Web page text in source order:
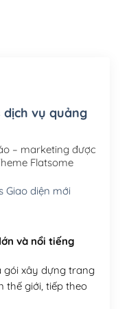
vụ quảng
– marketing được
Flatsome
Giao diện mới
và nổi tiếng
gói xây dựng trang
thế giới, tiếp theo